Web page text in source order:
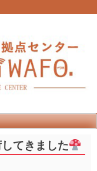
てきました